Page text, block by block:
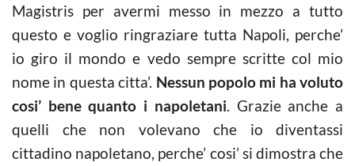
Magistris per avermi messo in mezzo a tutto
questo e voglio ringraziare tutta Napoli, perche’
io giro il mondo e vedo sempre scritte col mio
nome in questa citta’. Nessun popolo mi ha voluto
cosi’ bene quanto i napoletani. Grazie anche a
quelli che non volevano che io diventassi
cittadino napoletano, perche’ cosi’ si dimostra che